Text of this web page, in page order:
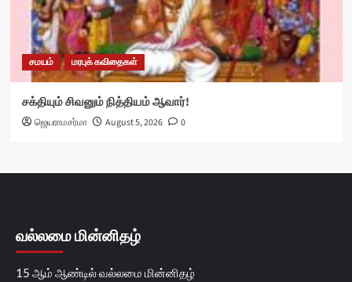
சமயம் மரபுக் கவிதைகள்
சக்தியும் சிவனும் நித்தியம் ஆவார்!
ஜெயராமசர்மா August 5, 2026 0
வல்லமை மின்னிதழ்
15 ஆம் ஆண்டில் வல்லமை மின்னிதழ்